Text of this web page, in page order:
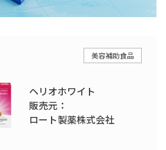
美容補助食品
ヘリオホワイト
販売元：
ロート製薬株式会社